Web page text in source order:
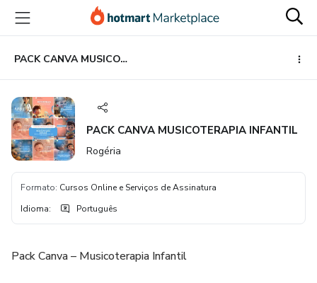
para
conteúdo
principal
para
pagamento
para
rodapé
PACK CANVA MUSICOTERAPIA INFANTIL
PACK CANVA MUSICOTERAPIA INFANTIL
Rogéria
Formato: Cursos Online e Serviços de Assinatura
Idioma: Português
Pack Canva – Musicoterapia Infantil